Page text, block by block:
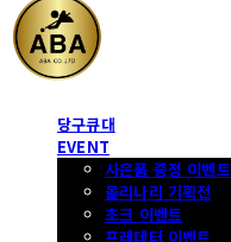
당구큐대
EVENT
사은품 증정 이벤트
몰리나리 기획전
초크 이벤트
프레데터 이벤트